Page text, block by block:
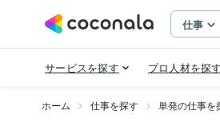
ホーム 仕事を探す 単発の仕事を